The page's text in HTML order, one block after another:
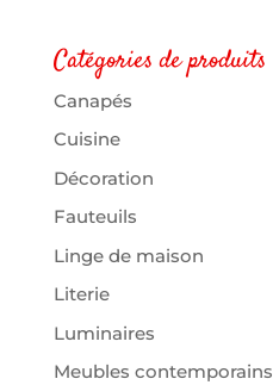
Catégories de produits
Canapés
Cuisine
Décoration
Fauteuils
Linge de maison
Literie
Luminaires
Meubles contemporains